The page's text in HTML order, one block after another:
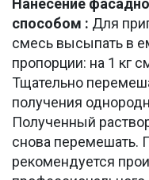
Нанесение
способом : Для
смесь высыпать в
пропорции: на 1 кг
Тщательно
получения
Полученный
снова перемешать.
рекомендуется